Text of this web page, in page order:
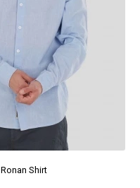
Ronan Shirt